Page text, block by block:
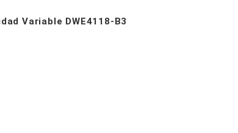
Variable DWE4118-B3